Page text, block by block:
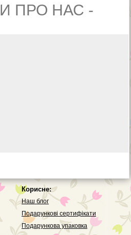
ПРО НАС -
Корисне:
Наш блог
Подарункові сертифікати
Подарункова упаковка